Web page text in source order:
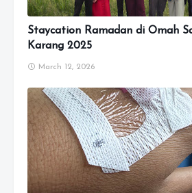
Staycation Ramadan di Omah
Karang 2025
March 12, 2026